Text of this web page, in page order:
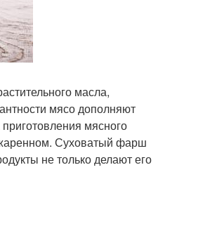
масла,
мясо дополняют
мясного
Суховатый фарш
не только делают его